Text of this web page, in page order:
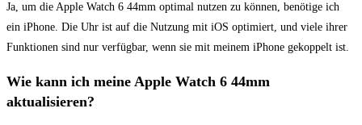
Ja, um die Apple Watch ⁤6 44mm optimal nutzen ⁤zu können, benötige ich
ein iPhone. Die Uhr ist ⁣auf die ⁤Nutzung mit iOS optimiert, und‌ viele ihrer
Funktionen sind nur verfügbar, wenn sie mit meinem iPhone⁤ gekoppelt ist.
Wie kann ich meine Apple Watch 6 44mm
aktualisieren?